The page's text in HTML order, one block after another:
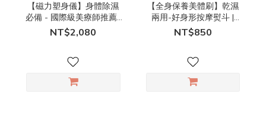
【磁力塑身儀】身體除濕
必備 - 國際級美療師推薦 |
HYPHY
NT$2,080
【全身保養美體刷】乾濕
兩用-好身形按摩熨斗 |
HYPHY
NT$850